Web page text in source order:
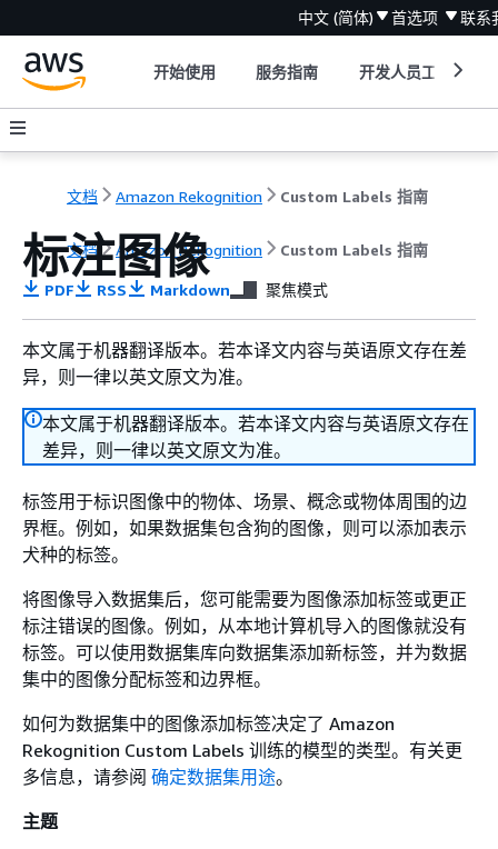
中文 (简体) 首选项 联系
开始使用 服务指南 开发人员工具
文档 Amazon Rekognition Custom Labels 指南
文档 Amazon Rekognition Custom Labels 指南
标注图像
PDF RSS Markdown 聚焦模式
本文属于机器翻译版本。若本译文内容与英语原文存在差
异，则一律以英文原文为准。
本文属于机器翻译版本。若本译文内容与英语原文存在
差异，则一律以英文原文为准。
标签用于标识图像中的物体、场景、概念或物体周围的边
界框。例如，如果数据集包含狗的图像，则可以添加表示
犬种的标签。
将图像导入数据集后，您可能需要为图像添加标签或更正
标注错误的图像。例如，从本地计算机导入的图像就没有
标签。可以使用数据集库向数据集添加新标签，并为数据
集中的图像分配标签和边界框。
如何为数据集中的图像添加标签决定了 Amazon
Rekognition Custom Labels 训练的模型的类型。有关更
多信息，请参阅 确定数据集用途。
主题